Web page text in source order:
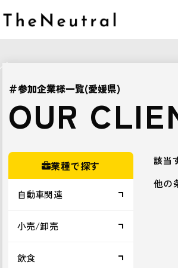
＃参加企業様一覧(愛媛県)
OUR
業種で探す
自動車関連
小売/卸売
飲食
該当
他の